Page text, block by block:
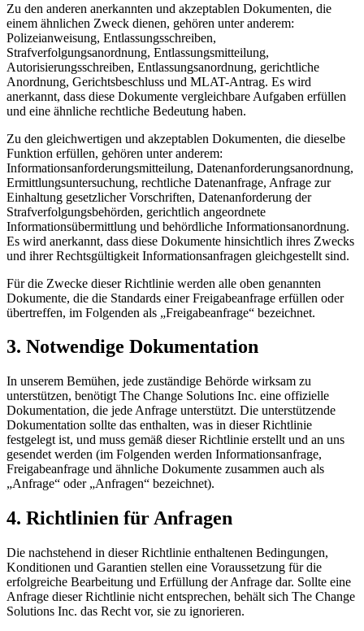
Zu den anderen anerkannten und akzeptablen Dokumenten, die
einem ähnlichen Zweck dienen, gehören unter anderem:
Polizeianweisung, Entlassungsschreiben,
Strafverfolgungsanordnung, Entlassungsmitteilung,
Autorisierungsschreiben, Entlassungsanordnung, gerichtliche
Anordnung, Gerichtsbeschluss und MLAT-Antrag. Es wird
anerkannt, dass diese Dokumente vergleichbare Aufgaben erfüllen
und eine ähnliche rechtliche Bedeutung haben.
Zu den gleichwertigen und akzeptablen Dokumenten, die dieselbe
Funktion erfüllen, gehören unter anderem:
Informationsanforderungsmitteilung, Datenanforderungsanordnung,
Ermittlungsuntersuchung, rechtliche Datenanfrage, Anfrage zur
Einhaltung gesetzlicher Vorschriften, Datenanforderung der
Strafverfolgungsbehörden, gerichtlich angeordnete
Informationsübermittlung und behördliche Informationsanordnung.
Es wird anerkannt, dass diese Dokumente hinsichtlich ihres Zwecks
und ihrer Rechtsgültigkeit Informationsanfragen gleichgestellt sind.
Für die Zwecke dieser Richtlinie werden alle oben genannten
Dokumente, die die Standards einer Freigabeanfrage erfüllen oder
übertreffen, im Folgenden als „Freigabeanfrage“ bezeichnet.
3. Notwendige Dokumentation
In unserem Bemühen, jede zuständige Behörde wirksam zu
unterstützen, benötigt The Change Solutions Inc. eine offizielle
Dokumentation, die jede Anfrage unterstützt. Die unterstützende
Dokumentation sollte das enthalten, was in dieser Richtlinie
festgelegt ist, und muss gemäß dieser Richtlinie erstellt und an uns
gesendet werden (im Folgenden werden Informationsanfrage,
Freigabeanfrage und ähnliche Dokumente zusammen auch als
„Anfrage“ oder „Anfragen“ bezeichnet).
4. Richtlinien für Anfragen
Die nachstehend in dieser Richtlinie enthaltenen Bedingungen,
Konditionen und Garantien stellen eine Voraussetzung für die
erfolgreiche Bearbeitung und Erfüllung der Anfrage dar. Sollte eine
Anfrage dieser Richtlinie nicht entsprechen, behält sich The Change
Solutions Inc. das Recht vor, sie zu ignorieren.